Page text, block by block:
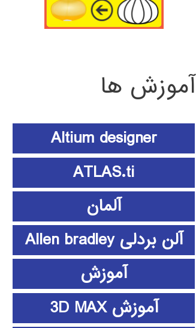
آموزش ها
Altium designer
ATLAS.ti
آلمان
آلن بردلی Allen bradley
آموزش
آموزش 3D MAX